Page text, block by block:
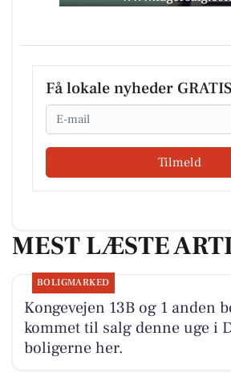
Få lokale nyheder GRATIS
Email
Tilmeld
MEST LÆSTE
BOLIGMARKED
Kongevejen 13B og 1 anden
kommet til salg denne uge i
boligerne her.